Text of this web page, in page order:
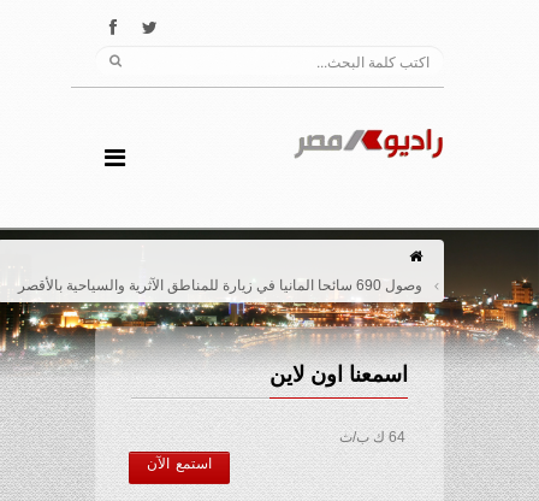
وصول 690 سائحا المانيا في زيارة للمناطق الآثرية والسياحية بالأقصر
اسمعنا اون لاين
64 ك ب/ث
استمع الآن